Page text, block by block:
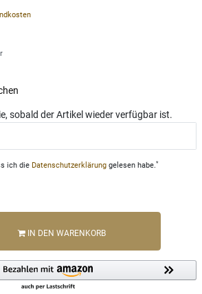
sobald der Artikel wieder verfügbar ist.
ich die Daten­schutz­erklärunggelesen habe.*
IN DEN WARENKORB